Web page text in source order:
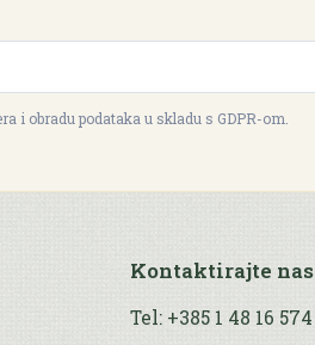
i obradu podataka u skladu s GDPR-om.
Kontaktirajte nas
Tel: +385 1 48 16 574